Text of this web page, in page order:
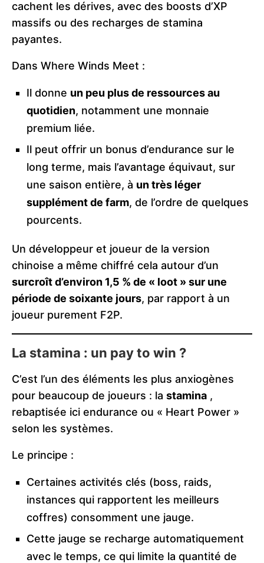
cachent les dérives, avec des boosts d’XP
massifs ou des recharges de stamina
payantes.
Dans Where Winds Meet :
Il donne un peu plus de ressources au
quotidien, notamment une monnaie
premium liée.
Il peut offrir un bonus d’endurance sur le
long terme, mais l’avantage équivaut, sur
une saison entière, à un très léger
supplément de farm, de l’ordre de quelques
pourcents.
Un développeur et joueur de la version
chinoise a même chiffré cela autour d’un
surcroît d’environ 1,5 % de « loot » sur une
période de soixante jours, par rapport à un
joueur purement F2P.
La stamina : un pay to win ?
C’est l’un des éléments les plus anxiogènes
pour beaucoup de joueurs : la stamina ,
rebaptisée ici endurance ou « Heart Power »
selon les systèmes.
Le principe :
Certaines activités clés (boss, raids,
instances qui rapportent les meilleurs
coffres) consomment une jauge.
Cette jauge se recharge automatiquement
avec le temps, ce qui limite la quantité de